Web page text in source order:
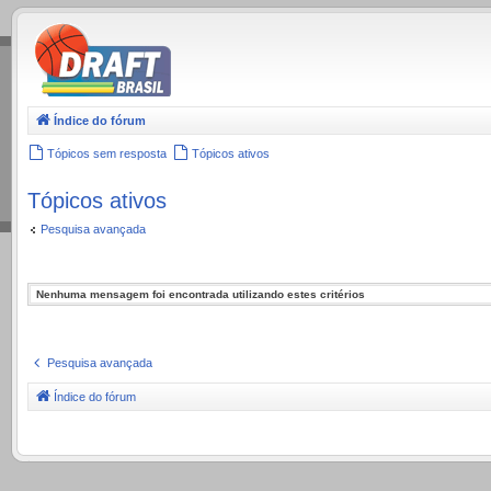
.
Índice do fórum
Tópicos sem resposta Tópicos ativos
Tópicos ativos
Pesquisa avançada
Nenhuma mensagem foi encontrada utilizando estes critérios
Pesquisa avançada
Índice do fórum
.